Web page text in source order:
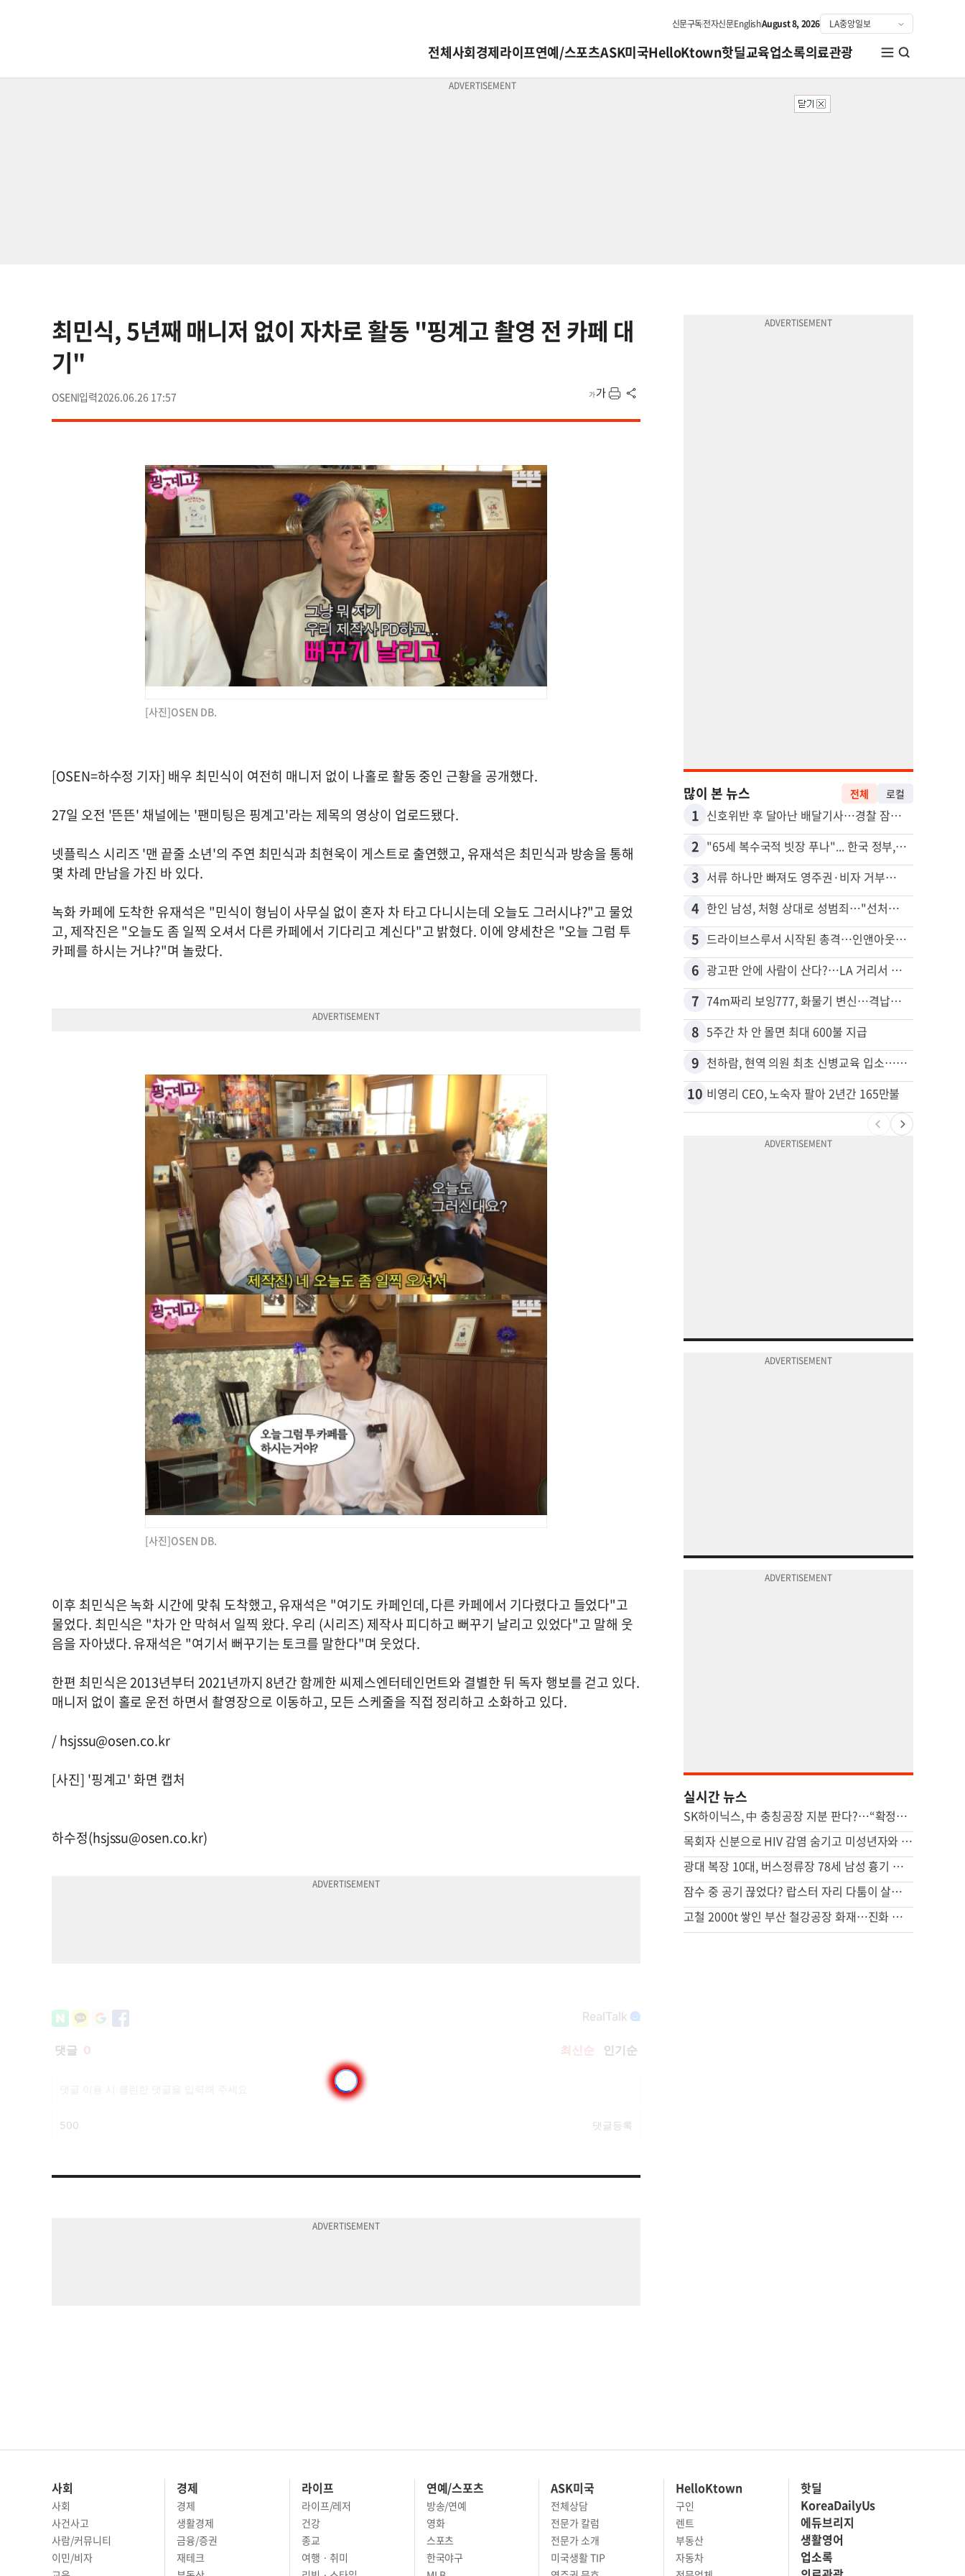
신문구독전자신문EnglishAugust 8, 2026
전체사회경제라이프연예/스포츠ASK미국HelloKtown핫딜교육업소록의료관광
최민식, 5년째 매니저 없이 자차로 활동 "핑계고 촬영 전 카페 대
기"
OSEN 2026.06.26 17:57
[사진]OSEN DB.
[OSEN=하수정 기자] 배우 최민식이 여전히 매니저 없이 나홀로 활동 중인 근황을 공개했다.
27일 오전 '뜬뜬' 채널에는 '팬미팅은 핑계고'라는 제목의 영상이 업로드됐다.
넷플릭스 시리즈 '맨 끝줄 소년'의 주연 최민식과 최현욱이 게스트로 출연했고, 유재석은 최민식과 방송을 통해
몇 차례 만남을 가진 바 있다.
녹화 카페에 도착한 유재석은 "민식이 형님이 사무실 없이 혼자 차 타고 다니시는데 오늘도 그러시냐?"고 물었
고, 제작진은 "오늘도 좀 일찍 오셔서 다른 카페에서 기다리고 계신다"고 밝혔다. 이에 양세찬은 "오늘 그럼 투
카페를 하시는 거냐?"며 놀랐다.
[사진]OSEN DB.
이후 최민식은 녹화 시간에 맞춰 도착했고, 유재석은 "여기도 카페인데, 다른 카페에서 기다렸다고 들었다"고
물었다. 최민식은 "차가 안 막혀서 일찍 왔다. 우리 (시리즈) 제작사 피디하고 뻐꾸기 날리고 있었다"고 말해 웃
음을 자아냈다. 유재석은 "여기서 뻐꾸기는 토크를 말한다"며 웃었다.
한편 최민식은 2013년부터 2021년까지 8년간 함께한 씨제스엔터테인먼트와 결별한 뒤 독자 행보를 걷고 있다.
매니저 없이 홀로 운전 하면서 촬영장으로 이동하고, 모든 스케줄을 직접 정리하고 소화하고 있다.
/hsjssu@osen.co.kr
[사진] '핑계고' 화면 캡처
하수정(hsjssu@osen.co.kr)
많이 본 뉴스 전체 로컬
1 신호위반 후 달아난 배달기사…경찰 잠복해 잡고보니 ‘반전’
2 "65세 복수국적 빗장 푸나"... 한국 정부, 연령 완화 전면 추진
3 서류 하나만 빠져도 영주권·비자 거부…심사관 재량권 대폭 확대
4 한인 남성, 처형 상대로 성범죄…"선처해줬더니 배신자 취급"
5 드라이브스루서 시작된 총격…인앤아웃 참사 영상 공개
6 광고판 안에 사람이 산다?…LA 거리서 화제
7 74m짜리 보잉777, 화물기 변신…격납고서 ‘보물’ 찾는 인천공항
8 5주간 차 안 몰면 최대 600불 지급
9 천하람, 현역 의원 최초 신병교육 입소…논산서 2박3일 생활
10 비영리 CEO, 노숙자 팔아 2년간 165만불
실시간 뉴스
SK하이닉스, 中 충칭공장 지분 판다?…“확정된 바는 없다”
목회자 신분으로 HIV 감염 숨기고 미성년자와 성관계
광대 복장 10대, 버스정류장 78세 남성 흉기 살해 혐의
잠수 중 공기 끊었다? 랍스터 자리 다툼이 살인미수 사건으로
고철 2000t 쌓인 부산 철강공장 화재…진화 장기전
사회
사회
사건사고
경제
경제
생활경제
라이프
라이프/레저
건강
연예/스포츠
방송/연예
영화
ASK미국
전체상담
전문가 칼럼
HelloKtown
구인
렌트
핫딜
KoreaDailyUs
에듀브리지